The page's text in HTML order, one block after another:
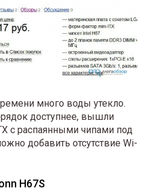
много воды утекло.
доступнее, вышли
с распаянными чипами под
добавить отсутствие Wi-
H67S